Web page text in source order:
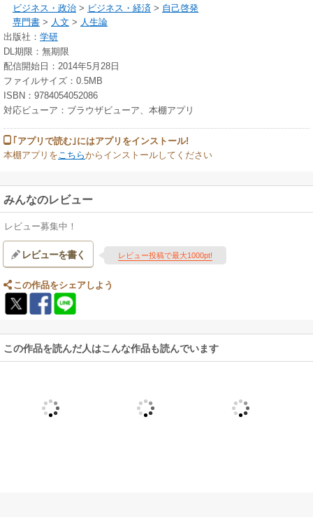
ビジネス・政治 > ビジネス・経済 > 自己啓発
専門書 > 人文 > 人生論
出版社： 学研
DL期限：無期限
配信開始日：2014年5月28日
ファイルサイズ：0.5MB
ISBN：9784054052086
対応ビューア：ブラウザビューア、本棚アプリ
｢アプリで読む｣にはアプリをインストール!
本棚アプリを こちらからインストールしてください
みんなのレビュー
レビュー募集中！
レビューを書く レビュー投稿で最大1000pt!
この作品をシェアしよう
この作品を読んだ人はこんな作品も読んでいます